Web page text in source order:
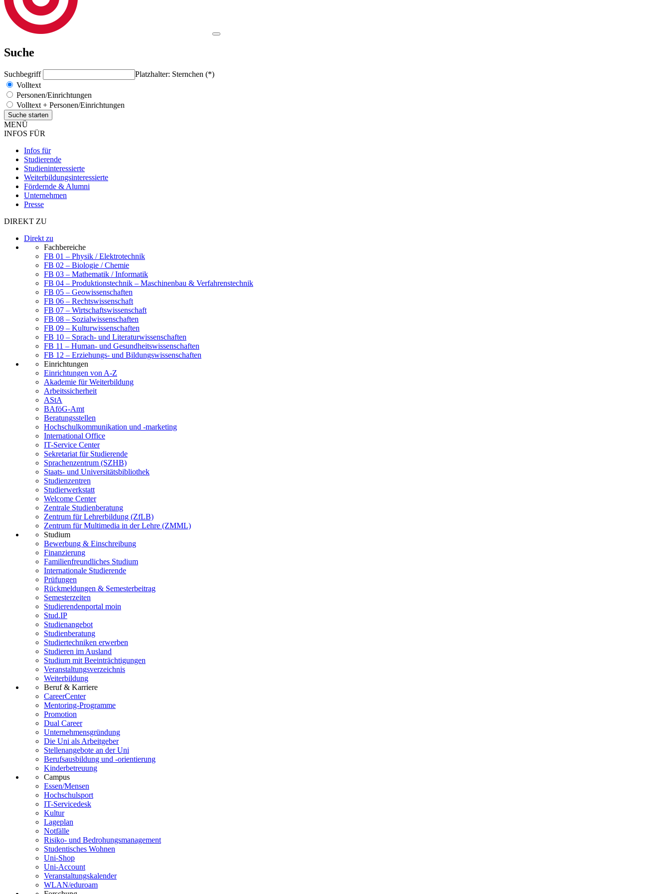
Suche
Suchbegriff
Platzhalter: Sternchen (*)
Volltext
Personen/Einrichtungen
Volltext + Personen/Einrichtungen
MENÜ
INFOS FÜR
Infos für
Studierende
Studieninteressierte
Weiterbildungsinteressierte
Fördernde & Alumni
Unternehmen
Presse
DIREKT ZU
Direkt zu
Fachbereiche
FB 01 – Physik / Elektrotechnik
FB 02 – Biologie / Chemie
FB 03 – Mathematik / Informatik
FB 04 – Produktionstechnik – Maschinenbau & Verfahrenstechnik
FB 05 – Geowissenschaften
FB 06 – Rechtswissenschaft
FB 07 – Wirtschaftswissenschaft
FB 08 – Sozialwissenschaften
FB 09 – Kulturwissenschaften
FB 10 – Sprach- und Literaturwissenschaften
FB 11 – Human- und Gesundheitswissenschaften
FB 12 – Erziehungs- und Bildungswissenschaften
Einrichtungen
Einrichtungen von A-Z
Akademie für Weiterbildung
Arbeitssicherheit
AStA
BAföG-Amt
Beratungsstellen
Hochschulkommunikation und -marketing
International Office
IT-Service Center
Sekretariat für Studierende
Sprachenzentrum (SZHB)
Staats- und Universitätsbibliothek
Studienzentren
Studierwerkstatt
Welcome Center
Zentrale Studienberatung
Zentrum für Lehrerbildung (ZfLB)
Zentrum für Multimedia in der Lehre (ZMML)
Studium
Bewerbung & Einschreibung
Finanzierung
Familienfreundliches Studium
Internationale Studierende
Prüfungen
Rückmeldungen & Semesterbeitrag
Semesterzeiten
Studierendenportal moin
Stud.IP
Studienangebot
Studienberatung
Studiertechniken erwerben
Studieren im Ausland
Studium mit Beeinträchtigungen
Veranstaltungsverzeichnis
Weiterbildung
Beruf & Karriere
CareerCenter
Mentoring-Programme
Promotion
Dual Career
Unternehmensgründung
Die Uni als Arbeitgeber
Stellenangebote an der Uni
Berufsausbildung und -orientierung
Kinderbetreuung
Campus
Essen/Mensen
Hochschulsport
IT-Servicedesk
Kultur
Lageplan
Notfälle
Risiko- und Bedrohungsmanagement
Studentisches Wohnen
Uni-Shop
Uni-Account
Veranstaltungskalender
WLAN/eduroam